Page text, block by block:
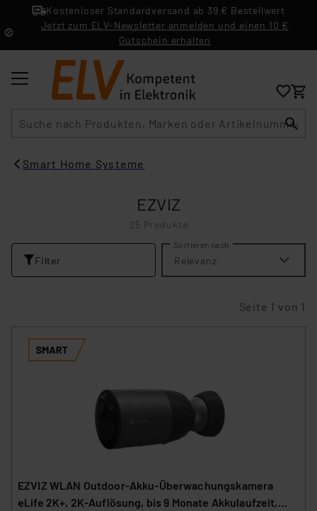
Kostenloser Standardversand ab 39 € Bestellwert
Jetzt zum ELV-Newsletter anmelden und einen 10 €
Gutschein erhalten
Smart Home Systeme
EZVIZ
25 Produkte
Filter
Sortieren nach
Relevanz
Seite 1 von 1
EZVIZ WLAN Outdoor-Akku-Überwachungskamera
eLife 2K+, 2K-Auflösung, bis 9 Monate Akkulaufzeit,